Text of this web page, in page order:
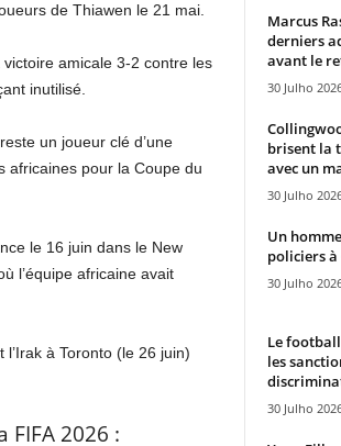
de Thiawen le 21 mai.
amicale 3-2 contre les
inutilisé.
un joueur clé d’une
africaines pour la Coupe du
le 16 juin dans le New
l’équipe africaine avait
à Toronto (le 26 juin)
2026 :
Marcus
derniers
avant le
30 Julho
brisent la
avec un
30 Julho
Un
policiers
30 Julho
Le
les
30 Julho